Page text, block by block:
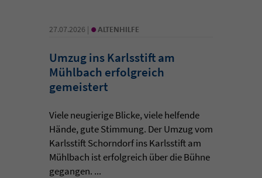
27.07.2026 | • ALTENHILFE
Umzug ins Karlsstift am
Mühlbach erfolgreich
gemeistert
Viele neugierige Blicke, viele helfende
Hände, gute Stimmung. Der Umzug vom
Karlsstift Schorndorf ins Karlsstift am
Mühlbach ist erfolgreich über die Bühne
gegangen. ...